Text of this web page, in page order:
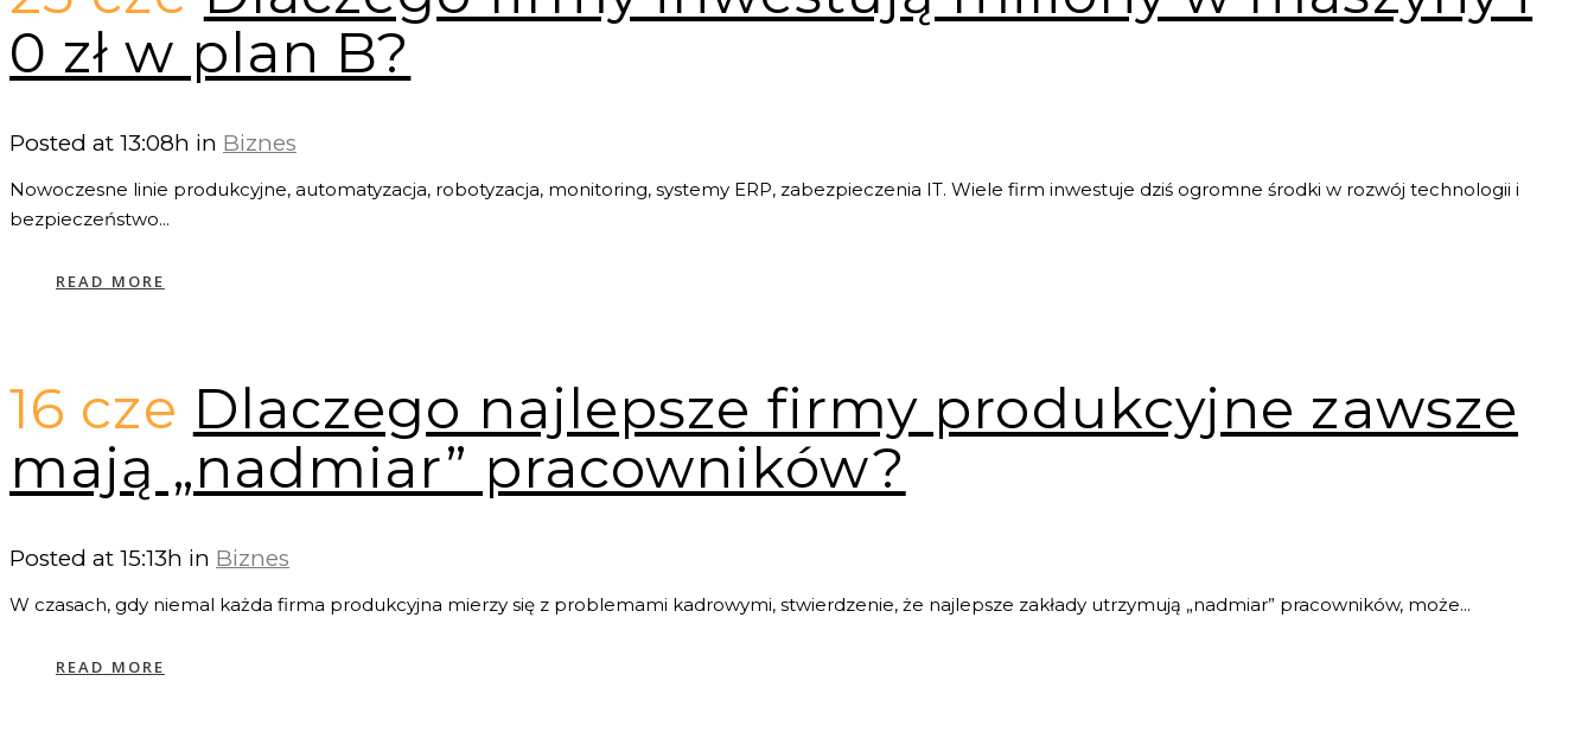
0 zł w plan B?
Posted at 13:08h in Biznes
Nowoczesne linie produkcyjne, automatyzacja, robotyzacja, monitoring, systemy ERP, zabezpieczenia IT. Wiele firm inwestuje dziś ogromne środki w rozwój technologii i
bezpieczeństwo...
READ MORE
16 cze Dlaczego najlepsze firmy produkcyjne zawsze
mają „nadmiar” pracowników?
Posted at 15:13h in Biznes
W czasach, gdy niemal każda firma produkcyjna mierzy się z problemami kadrowymi, stwierdzenie, że najlepsze zakłady utrzymują „nadmiar” pracowników, może...
READ MORE